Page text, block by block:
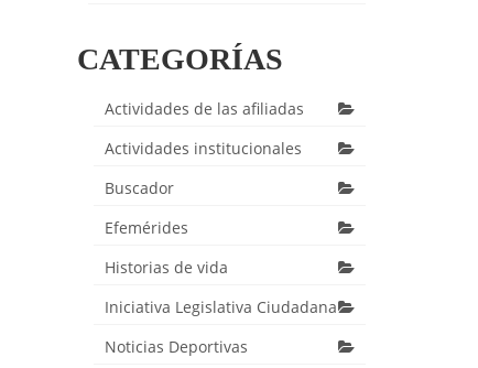
CATEGORÍAS
Actividades de las afiliadas
Actividades institucionales
Buscador
Efemérides
Historias de vida
Iniciativa Legislativa Ciudadana
Noticias Deportivas